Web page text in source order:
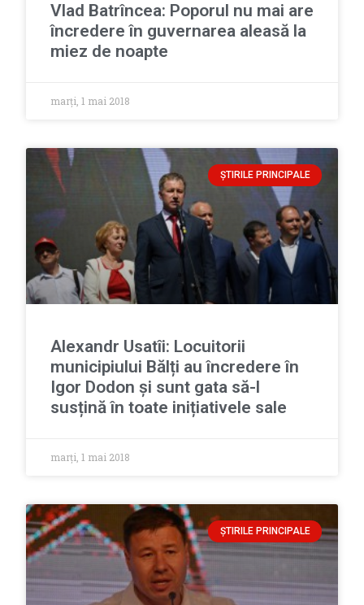
Vlad Batrîncea: Poporul nu mai are
încredere în guvernarea aleasă la
miez de noapte
marți, 1 mai 2018
ȘTIRILE PRINCIPALE
Alexandr Usatîi: Locuitorii
municipiului Bălți au încredere în
Igor Dodon și sunt gata să-l
susțină în toate inițiativele sale
marți, 1 mai 2018
ȘTIRILE PRINCIPALE